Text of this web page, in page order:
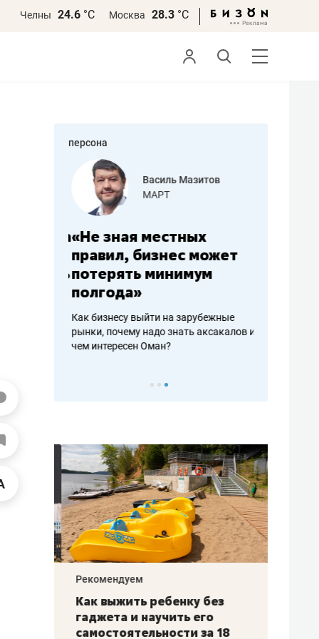
Челны 24.6 °С Москва 28.3 °С
персона
Василь Мазитов
МАРТ
«Не зная местных
правил, бизнес может
потерять минимум
полгода»
Как бизнесу выйти на зарубежные
рынки, почему надо знать аксакалов и
чем интересен Оман?
–
Рекомендуем
Как выжить ребенку без
гаджета и научить его
самостоятельности за 18